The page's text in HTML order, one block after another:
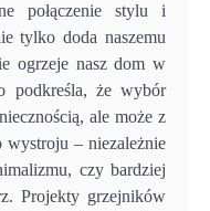
połączenie stylu i
tylko doda naszemu
ogrzeje nasz dom w
podkreśla, że wybór
ale może z
wystroju – niezależnie
czy bardziej
Projekty grzejników